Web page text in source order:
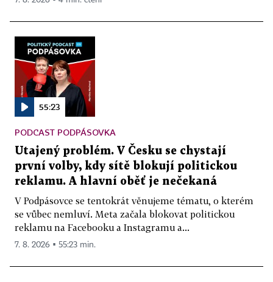
55:23
PODCAST PODPÁSOVKA
Utajený problém. V Česku se chystají
první volby, kdy sítě blokují politickou
reklamu. A hlavní oběť je nečekaná
V Podpásovce se tentokrát věnujeme tématu, o kterém
se vůbec nemluví. Meta začala blokovat politickou
reklamu na Facebooku a Instagramu a...
7. 8. 2026 ▪ 55:23 min.